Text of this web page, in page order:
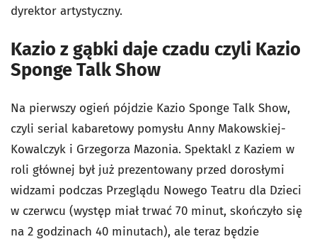
dyrektor artystyczny.
Kazio z gąbki daje czadu czyli Kazio
Sponge Talk Show
Na pierwszy ogień pójdzie Kazio Sponge Talk Show,
czyli serial kabaretowy pomysłu Anny Makowskiej-
Kowalczyk i Grzegorza Mazonia. Spektakl z Kaziem w
roli głównej był już prezentowany przed dorosłymi
widzami podczas Przeglądu Nowego Teatru dla Dzieci
w czerwcu (występ miał trwać 70 minut, skończyło się
na 2 godzinach 40 minutach), ale teraz będzie